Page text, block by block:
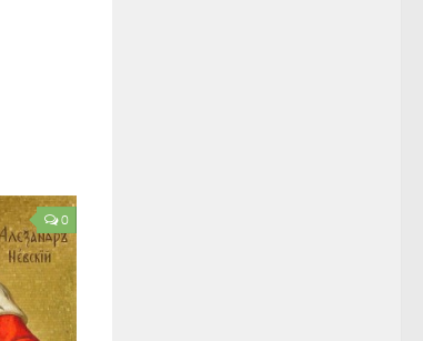
0